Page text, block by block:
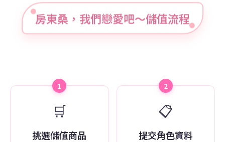
房東桑，我們戀愛吧～儲值流程
1
🛒
挑選儲值商品
2
📋
提交角色資料